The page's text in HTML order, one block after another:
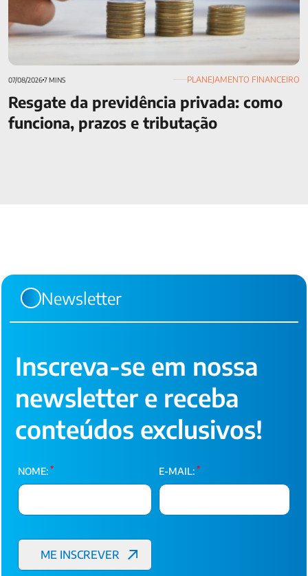
07/08/20267 MINS PLANEJAMENTO FINANCEIRO
Resgate da previdência privada: como
funciona, prazos e tributação
Newsletter
Inscreva-se em nossa
newsletter e receba
conteúdos exclusivos!
NOME: * E-MAIL: *